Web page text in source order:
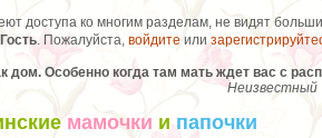
доступа ко многим разделам, не видят
Гость. Пожалуйста, войдите или
дом. Особенно когда там мать ждет вас с
Неизвестный
мамочки ипапочки